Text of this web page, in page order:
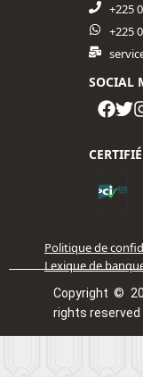
+225
+225
SOCIAL
Copyright ©
rights reserved
Politique de
Lexique de